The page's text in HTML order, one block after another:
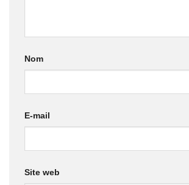
Nom
E-mail
Site web